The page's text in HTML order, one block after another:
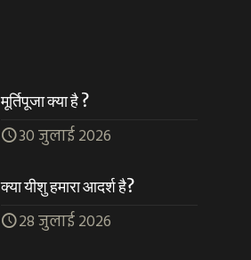
मूर्तिपूजा क्या है ?
30 जुलाई 2026
क्या यीशु हमारा आदर्श है?
28 जुलाई 2026